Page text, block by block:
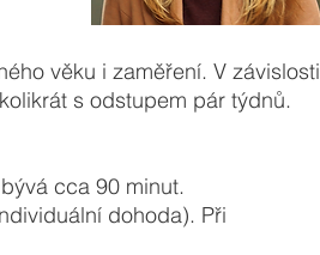
věku i zaměření. V závislosti
s odstupem pár týdnů.
cca 90 minut.
dohoda). Při